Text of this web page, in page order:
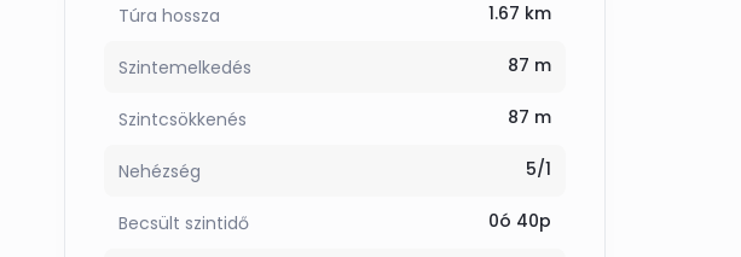
Túra hossza 1.67 km
Szintemelkedés 87 m
Szintcsökkenés 87 m
Nehézség 5/1
Becsült szintidő 0ó 40p